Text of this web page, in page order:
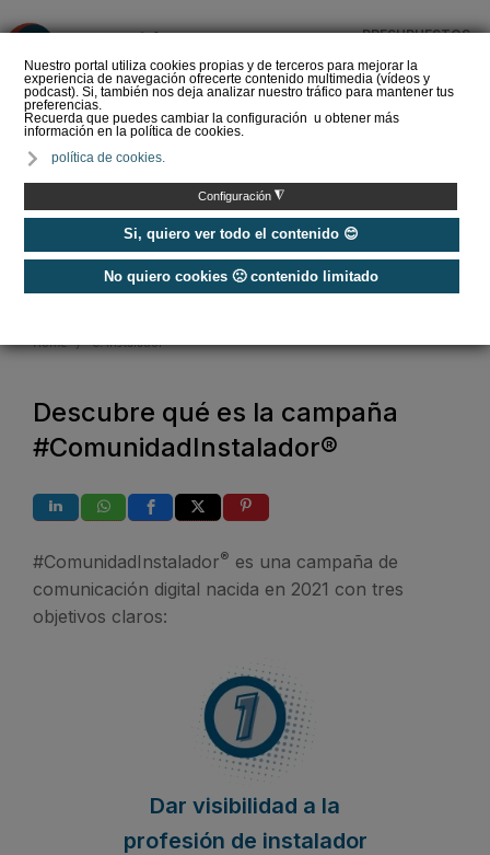
Nuestro portal utiliza cookies propias y de terceros para mejorar la
experiencia de navegación ofrecerte contenido multimedia (vídeos y
podcast). Si, también nos deja analizar nuestro tráfico para mantener tus
preferencias.
Recuerda que puedes cambiar la configuración u obtener más
información en la política de cookies.
política de cookies.
Configuración ◮
Si, quiero ver todo el contenido 😊
No quiero cookies 🙁 contenido limitado
PRESUPUESTOS
Nos unimos para poner en valor la profesión
#ComunidadInstalador
¡ÚNETE A LA CAMPAÑA!
Home / C. instalador
Descubre qué es la campaña
#ComunidadInstalador®
#ComunidadInstalador® es una campaña de
comunicación digital nacida en 2021 con tres
objetivos claros:
Dar visibilidad a la
profesión de instalador